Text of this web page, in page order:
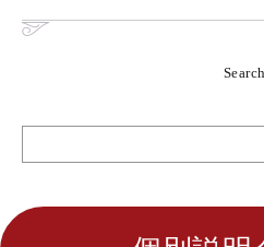
Search